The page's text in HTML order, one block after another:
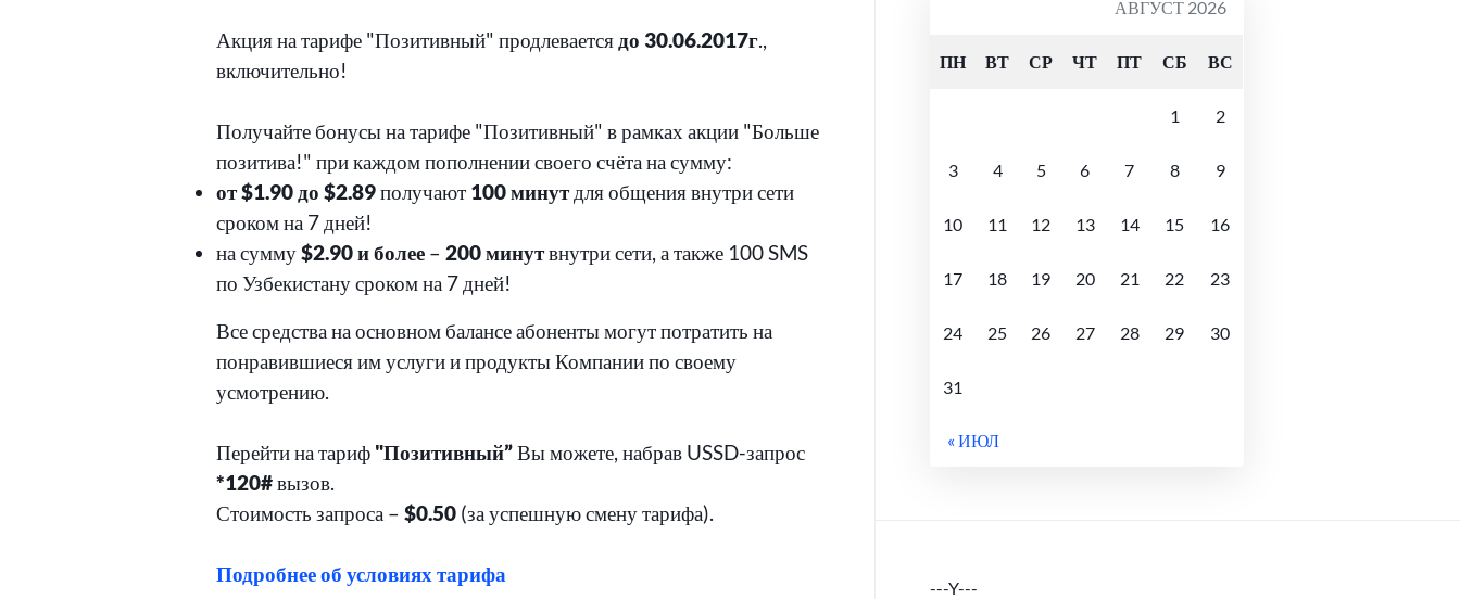
Акция на тарифе "Позитивный" продлевается до 30.06.2017г.,
включительно!
Получайте бонусы на тарифе "Позитивный" в рамках акции "Больше
позитива!" при каждом пополнении своего счёта на сумму:
от $1.90 до $2.89получают 100 минут для общения внутри сети
сроком на 7 дней!
на сумму$2.90 и более –200 минутвнутри сети, а также 100 SMS
по Узбекистану сроком на 7 дней!
Все средства на основном балансе абоненты могут потратить на
понравившиеся им услуги и продукты Компании по своему
усмотрению.
Перейти на тариф "Позитивный”Вы можете, набрав USSD-запрос
*120#вызов.
Стоимость запроса –$0.50 (за успешную смену тарифа).
Подробнее об условиях тарифа
АВГУСТ 2026
ПН ВТ СР ЧТ ПТ СБ ВС
1 2
3 4 5 6 7 8 9
10 11 12 13 14 15 16
17 18 19 20 21 22 23
24 25 26 27 28 29 30
31
« ИЮЛ
---Y---